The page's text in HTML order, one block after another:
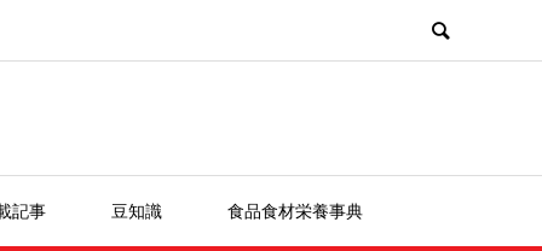
記事 豆知識 食品食材栄養事典